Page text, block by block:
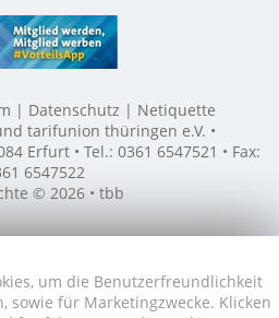
um die Benutzerfreundlichkeit
sowie für Marketingzwecke. Klicken
Datenschutz
Netiquette
tarifunion thüringen e.V. •
Erfurt • Tel.: 0361 6547521 • Fax:
6547522
© 2026 • tbb